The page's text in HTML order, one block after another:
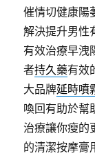
催情切健康陽
解決提升男性
有效治療早洩
者持久藥有效
大品牌延時噴
喚回有助於幫
治療讓你瘦的
的清潔按摩膏